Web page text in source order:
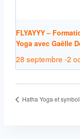
FLYAYYY –
Yoga avec Gaëlle
28 septembre -2
Hatha Yoga et